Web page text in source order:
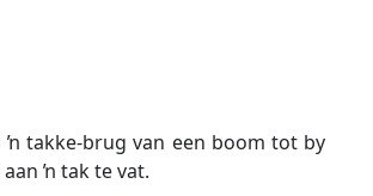
ŉ takke-brug van een boom tot by
ŉ tak te vat.